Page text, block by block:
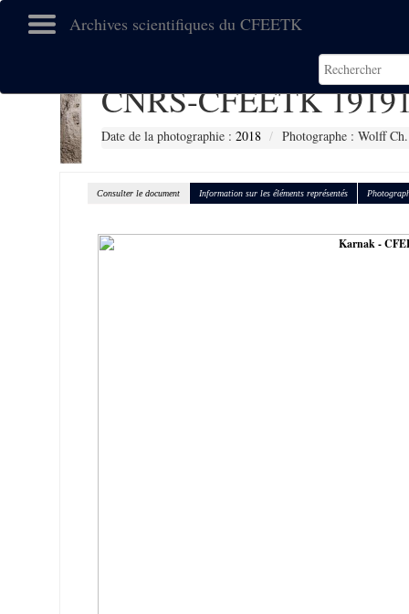
Archives scientifiques du CFEETK
CNRS-CFEETK
Date de la photographie : 2018 Photographe : Wolff Ch.
Consulter le document Information sur les éléments représentés